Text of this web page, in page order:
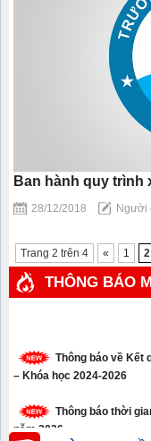
Ban hành quy
28/12/2018 Người
Trang 2 trên 4 « 1 2
THÔNG BÁO
Thông báo về
– Khóa học 2024-2026
Thông báo thời
năm 2026